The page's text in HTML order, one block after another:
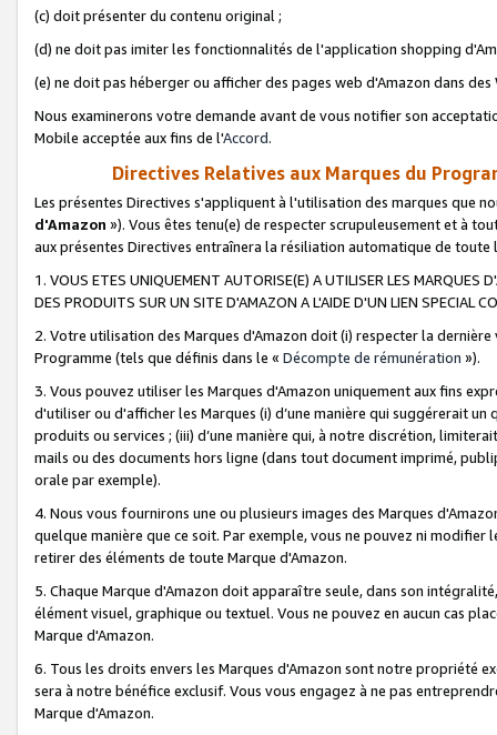
(c) doit présenter du contenu original ;
(d) ne doit pas imiter les fonctionnalités de l'application shopping
(e) ne doit pas héberger ou afficher des pages web d'Amazon dans
Nous examinerons votre demande avant de vous notifier son
Mobile acceptée aux fins de l'Accord.
Directives Relatives aux Marques du
Les présentes Directives s'appliquent à l'utilisation des marques que
d'Amazon »). Vous êtes tenu(e) de respecter scrupuleusement et à
aux présentes Directives entraînera la résiliation automatique de
1. VOUS ETES UNIQUEMENT AUTORISE(E) A UTILISER LES MARQUES
DES PRODUITS SUR UN SITE D'AMAZON A L'AIDE D'UN LIEN SPECIAL
2. Votre utilisation des Marques d'Amazon doit (i) respecter la
Programme (tels que définis dans le « Décompte de rémunération »).
3. Vous pouvez utiliser les Marques d'Amazon uniquement aux fins
d'utiliser ou d'afficher les Marques (i) d’une manière qui suggérerait
produits ou services ; (iii) d’une manière qui, à notre discrétion,
mails ou des documents hors ligne (dans tout document imprimé,
orale par exemple).
4. Nous vous fournirons une ou plusieurs images des Marques
quelque manière que ce soit. Par exemple, vous ne pouvez ni
retirer des éléments de toute Marque d'Amazon.
5. Chaque Marque d'Amazon doit apparaître seule, dans son
élément visuel, graphique ou textuel. Vous ne pouvez en aucun cas
Marque d'Amazon.
6. Tous les droits envers les Marques d'Amazon sont notre propriété
sera à notre bénéfice exclusif. Vous vous engagez à ne pas
Marque d'Amazon.